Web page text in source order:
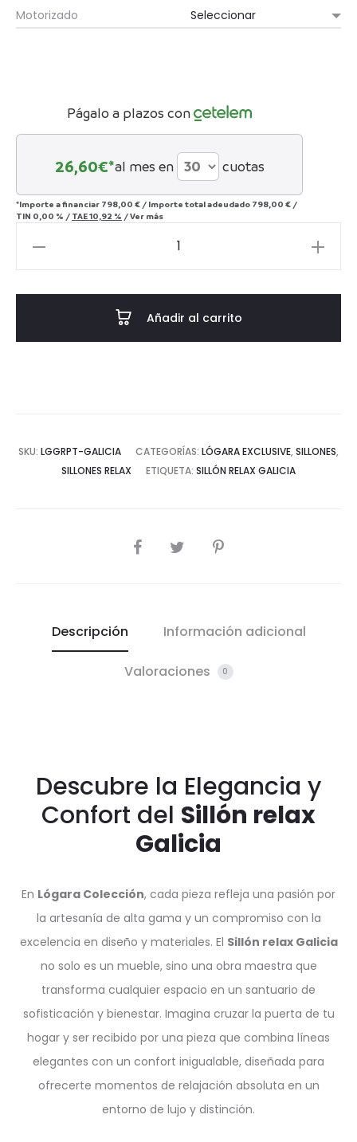
desde
1.290€
Motorizado
Págalo a plazos con
26,60€*al mes en cuotas
*Importe a financiar 798,00 € / Importe total adeudado 798,00 € /
TIN 0,00 % / TAE10,92 % /Ver más
Añadir al carrito
SKU: LGGRPT-GALICIA CATEGORÍAS: LÓGARA EXCLUSIVE, SILLONES,
SILLONES RELAX
ETIQUETA: SILLÓN RELAX GALICIA
COMPARTIR
Descripción Información adicional
Valoraciones 0
Descubre la Elegancia y
Confort del Sillón relax
Galicia
En Lógara Colección, cada pieza refleja una pasión por
la artesanía de alta gama y un compromiso con la
excelencia en diseño y materiales. El Sillón relax Galicia
no solo es un mueble, sino una obra maestra que
transforma cualquier espacio en un santuario de
sofisticación y bienestar. Imagina cruzar la puerta de tu
hogar y ser recibido por una pieza que combina líneas
elegantes con un confort inigualable, diseñada para
ofrecerte momentos de relajación absoluta en un
entorno de lujo y distinción.